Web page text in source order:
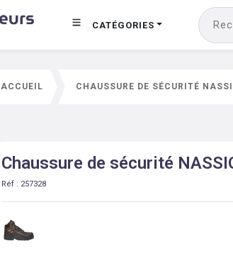
CATÉGORIES
ACCUEIL CHAUSSURE DE SÉCURITÉ
Chaussure de sécurité
Réf : 257328